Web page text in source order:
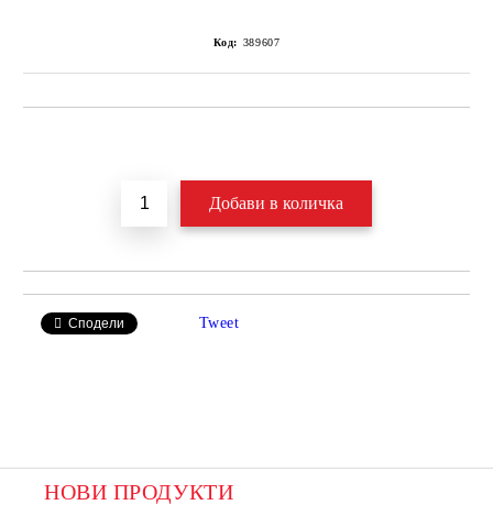
Код: 389607
Сподели Tweet
НОВИ ПРОДУКТИ